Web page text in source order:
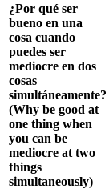
¿Por qué ser
bueno en una
cosa cuando
puedes ser
mediocre en dos
cosas
simultáneamente?
(Why be good at
one thing when
you can be
mediocre at two
things
simultaneously)